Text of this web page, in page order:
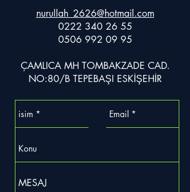
nurullah_2626@hotmail.com
0222 340 26 55
0506 992 09 95
ÇAMLICA MH TOMBAKZADE CAD.
NO:80/B TEPEBAŞI ESKİŞEHİR